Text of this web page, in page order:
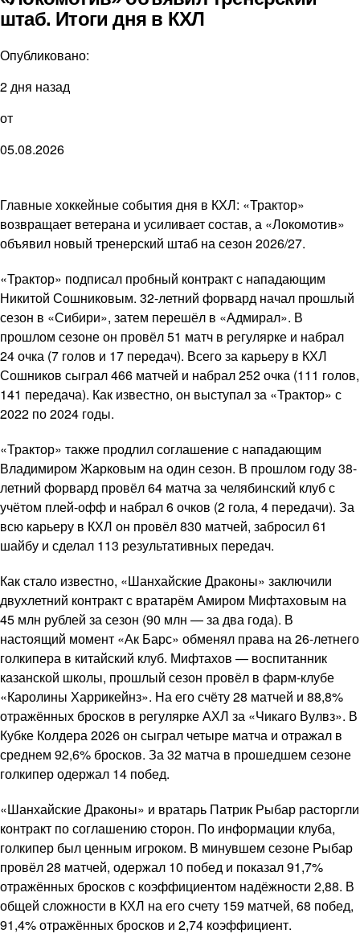
штаб. Итоги дня в КХЛ
Опубликовано:
2 дня назад
от
05.08.2026
Главные хоккейные события дня в КХЛ: «Трактор»
возвращает ветерана и усиливает состав, а «Локомотив»
объявил новый тренерский штаб на сезон 2026/27.
«Трактор» подписал пробный контракт с нападающим
Никитой Сошниковым. 32-летний форвард начал прошлый
сезон в «Сибири», затем перешёл в «Адмирал». В
прошлом сезоне он провёл 51 матч в регулярке и набрал
24 очка (7 голов и 17 передач). Всего за карьеру в КХЛ
Сошников сыграл 466 матчей и набрал 252 очка (111 голов,
141 передача). Как известно, он выступал за «Трактор» с
2022 по 2024 годы.
«Трактор» также продлил соглашение с нападающим
Владимиром Жарковым на один сезон. В прошлом году 38-
летний форвард провёл 64 матча за челябинский клуб с
учётом плей-офф и набрал 6 очков (2 гола, 4 передачи). За
всю карьеру в КХЛ он провёл 830 матчей, забросил 61
шайбу и сделал 113 результативных передач.
Как стало известно, «Шанхайские Драконы» заключили
двухлетний контракт с вратарём Амиром Мифтаховым на
45 млн рублей за сезон (90 млн — за два года). В
настоящий момент «Ак Барс» обменял права на 26-летнего
голкипера в китайский клуб. Мифтахов — воспитанник
казанской школы, прошлый сезон провёл в фарм-клубе
«Каролины Харрикейнз». На его счёту 28 матчей и 88,8%
отражённых бросков в регулярке АХЛ за «Чикаго Вулвз». В
Кубке Колдера 2026 он сыграл четыре матча и отражал в
среднем 92,6% бросков. За 32 матча в прошедшем сезоне
голкипер одержал 14 побед.
«Шанхайские Драконы» и вратарь Патрик Рыбар расторгли
контракт по соглашению сторон. По информации клуба,
голкипер был ценным игроком. В минувшем сезоне Рыбар
провёл 28 матчей, одержал 10 побед и показал 91,7%
отражённых бросков с коэффициентом надёжности 2,88. В
общей сложности в КХЛ на его счету 159 матчей, 68 побед,
91,4% отражённых бросков и 2,74 коэффициент.